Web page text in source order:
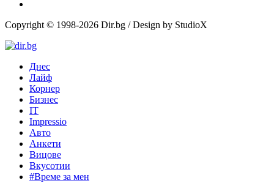
Copyright © 1998-2026 Dir.bg / Design by StudioX
Днес
Лайф
Корнер
Бизнес
IT
Impressio
Авто
Анкети
Вицове
Вкусотии
#Време за мен